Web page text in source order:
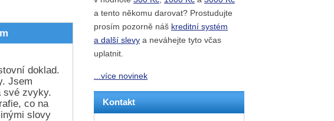
doklad.
Jsem
své zvyky.
co na
slovy
a tento někomu darovat? Prostudujte
prosím pozorně náš kreditní systém
a další slevy a neváhejte tyto včas
uplatnit.
...více novinek
Kontakt